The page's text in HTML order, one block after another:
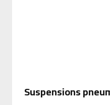
Suspensions